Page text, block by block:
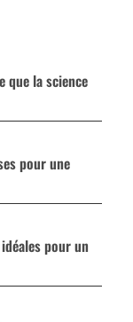
que la science
pour une
pour un